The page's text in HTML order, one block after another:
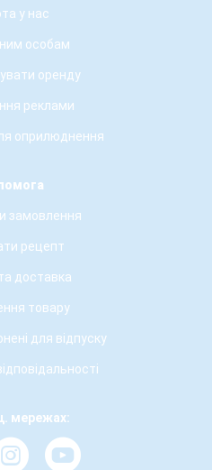
у нас
особам
оренду
реклами
оприлюднення
замовлення
рецепт
доставка
товару
для відпуску
мережах: